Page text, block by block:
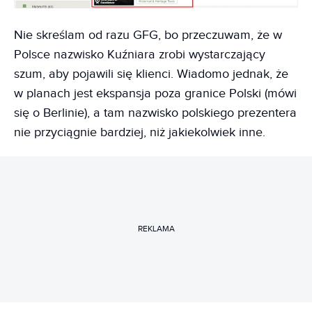
Nie skreślam od razu GFG, bo przeczuwam, że w
Polsce nazwisko Kuźniara zrobi wystarczający
szum, aby pojawili się klienci. Wiadomo jednak, że
w planach jest ekspansja poza granice Polski (mówi
się o Berlinie), a tam nazwisko polskiego prezentera
nie przyciągnie bardziej, niż jakiekolwiek inne.
REKLAMA